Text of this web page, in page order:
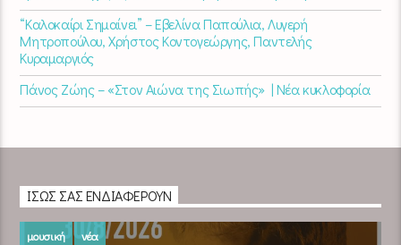
“Καλοκαίρι Σημαίνει” – Εβελίνα Παπούλια, Λυγερή
Μητροπούλου, Χρήστος Κοντογεώργης, Παντελής
Κυραμαργιός
Πάνος Ζώης – «Στον Αιώνα της Σιωπής» | Νέα κυκλοφορία
ΊΣΩΣ ΣΑΣ ΕΝΔΙΑΦΈΡΟΥΝ
μουσική νέα